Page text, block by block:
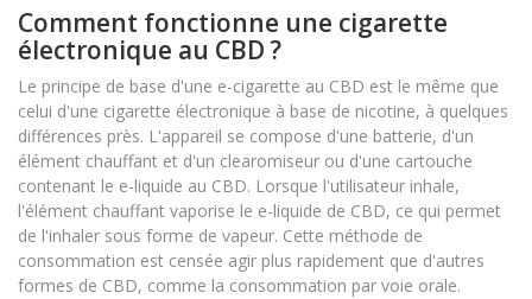
Comment fonctionne une cigarette
électronique au CBD ?
Le principe de base d'une e-cigarette au CBD est le même que
celui d'une cigarette électronique à base de nicotine, à quelques
différences près. L'appareil se compose d'une batterie, d'un
élément chauffant et d'un clearomiseur ou d'une cartouche
contenant le e-liquide au CBD. Lorsque l'utilisateur inhale,
l'élément chauffant vaporise le e-liquide de CBD, ce qui permet
de l'inhaler sous forme de vapeur. Cette méthode de
consommation est censée agir plus rapidement que d'autres
formes de CBD, comme la consommation par voie orale.